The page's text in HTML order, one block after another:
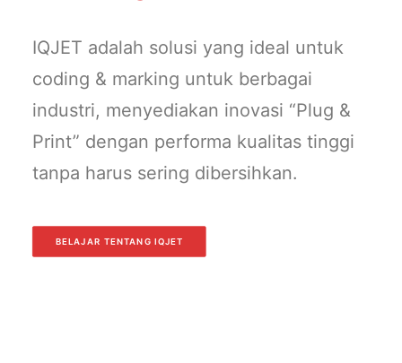
IQJET adalah solusi yang ideal untuk
coding & marking untuk berbagai
industri, menyediakan inovasi “Plug &
Print” dengan performa kualitas tinggi
tanpa harus sering dibersihkan.
BELAJAR TENTANG IQJET